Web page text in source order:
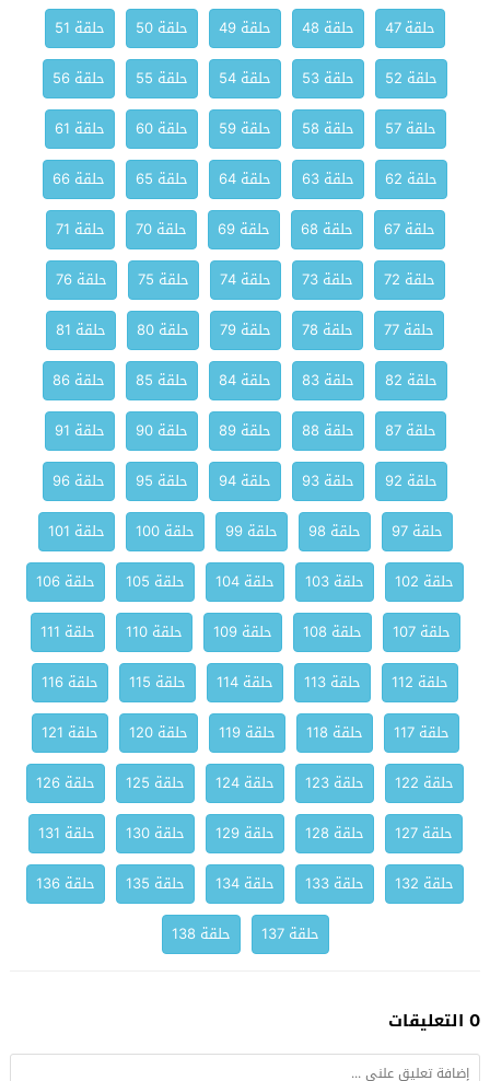
حلقة 47
حلقة 48 حلقة 49 حلقة 50
حلقة 51
حلقة 52
حلقة 53 حلقة 54 حلقة 55
حلقة 56
حلقة 57
حلقة 58 حلقة 59 حلقة 60
حلقة 61
حلقة 62
حلقة 63 حلقة 64 حلقة 65
حلقة 66
حلقة 67
حلقة 68 حلقة 69 حلقة 70
حلقة 71
حلقة 72
حلقة 73 حلقة 74 حلقة 75
حلقة 76
حلقة 77
حلقة 78 حلقة 79 حلقة 80
حلقة 81
حلقة 82
حلقة 83 حلقة 84 حلقة 85
حلقة 86
حلقة 87
حلقة 88 حلقة 89 حلقة 90
حلقة 91
حلقة 92
حلقة 93 حلقة 94 حلقة 95
حلقة 96
حلقة 97
حلقة 98 حلقة 99 حلقة 100
حلقة 101
حلقة 102
حلقة 103 حلقة 104 حلقة 105
حلقة 106
حلقة 107
حلقة 108 حلقة 109 حلقة 110
حلقة 111
حلقة 112
حلقة 113 حلقة 114 حلقة 115
حلقة 116
حلقة 117
حلقة 118 حلقة 119 حلقة 120
حلقة 121
حلقة 122
حلقة 123 حلقة 124 حلقة 125
حلقة 126
حلقة 127
حلقة 128 حلقة 129 حلقة 130
حلقة 131
حلقة 132
حلقة 133 حلقة 134 حلقة 135
حلقة 136
حلقة 137
حلقة 138
0 التعليقات